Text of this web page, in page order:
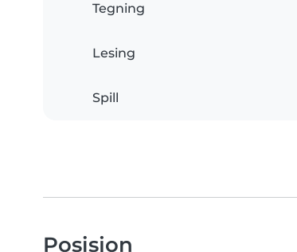
Tegning
Lesing
Spill
Posisjon